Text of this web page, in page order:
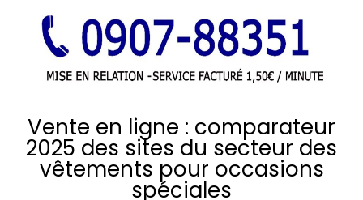
Vente en ligne : comparateur
2025 des sites du secteur des
vêtements pour occasions
spéciales